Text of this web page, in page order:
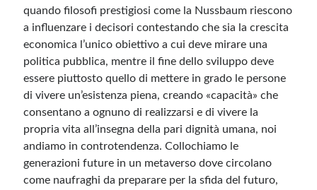
Feed dei contenuti
Feed dei commenti
WordPress.org
quando filosofi prestigiosi come la Nussbaum riescono
a influenzare i decisori contestando che sia la crescita
economica l’unico obiettivo a cui deve mirare una
politica pubblica, mentre il fine dello sviluppo deve
essere piuttosto quello di mettere in grado le persone
di vivere un’esistenza piena, creando «capacità» che
consentano a ognuno di realizzarsi e di vivere la
propria vita all’insegna della pari dignità umana, noi
andiamo in controtendenza. Collochiamo le
generazioni future in un metaverso dove circolano
come naufraghi da preparare per la sfida del futuro,